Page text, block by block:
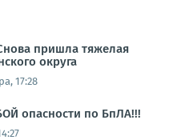
пришла тяжелая
округа
17:28
опасности по БпЛА!!!